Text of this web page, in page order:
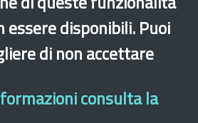
disponibili. Puoi
di non accettare
consulta la
Mappa del sito Legal & Privacy
Contatti